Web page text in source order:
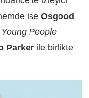
ise Osgood
People
Parker ile birlikte